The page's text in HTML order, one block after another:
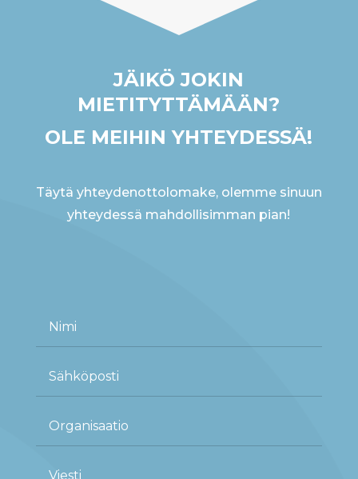
JÄIKÖ JOKIN
MIETITYTTÄMÄÄN?
OLE MEIHIN YHTEYDESSÄ!
Täytä yhteydenottolomake, olemme sinuun
yhteydessä mahdollisimman pian!